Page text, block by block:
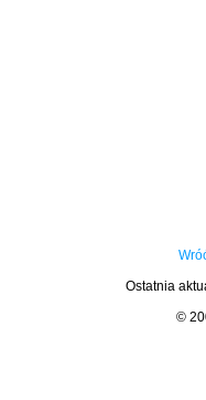
Ostatnia
©